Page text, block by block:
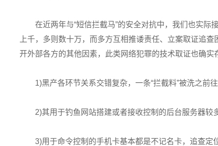
在近两年与“短信拦截马”的安全对抗中，我们也实
上千，多则数十万，而多方互相推诿责任、立案取证追
开外部各方的其他因素，此类网络犯罪的技术取证也确实
1)黑产各环节关系交错复杂，一条“拦截料”被洗之前
2)其用于钓鱼网站搭建或者接收控制的后台服务器较
3)用于命令控制的手机卡基本都是不记名卡，追查定